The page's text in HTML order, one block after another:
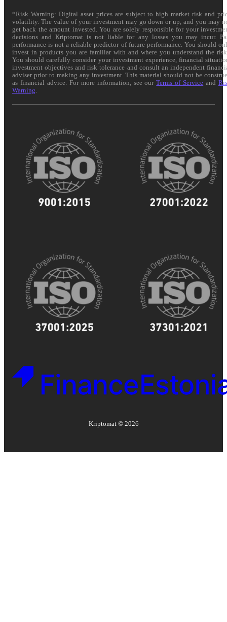
*Risk Warning: Digital asset prices are subject to high market risk and
volatility. The value of your investment may go down or up, and you may
get back the amount invested. You are solely responsible for your
decisions and Kriptomat is not liable for any losses you may incur.
performance is not a reliable predictor of future performance. You should
invest in products you are familiar with and where you understand the
You should carefully consider your investment experience, financial
investment objectives and risk tolerance and consult an independent
adviser prior to making any investment. This material should not be
as financial advice. For more information, see ourTerms of Service and
Warning
Kriptomat © 2026